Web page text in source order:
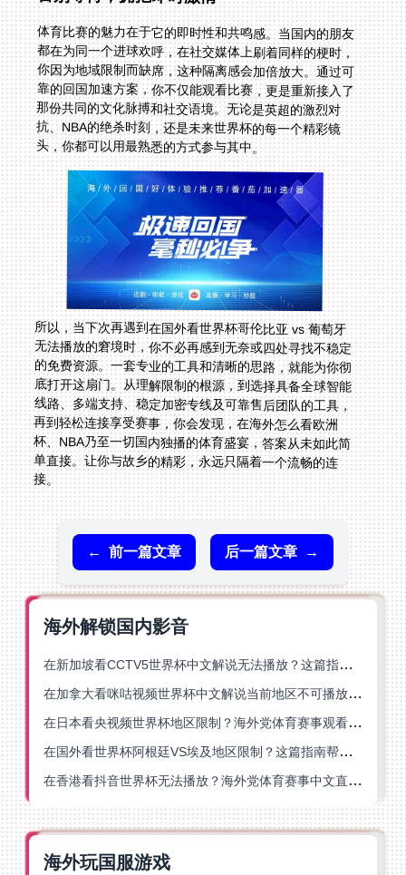
体育比赛的魅力在于它的即时性和共鸣感。当国内的朋友
都在为同一个进球欢呼，在社交媒体上刷着同样的梗时，
你因为地域限制而缺席，这种隔离感会加倍放大。通过可
靠的回国加速方案，你不仅能观看比赛，更是重新接入了
那份共同的文化脉搏和社交语境。无论是英超的激烈对
抗、NBA的绝杀时刻，还是未来世界杯的每一个精彩镜
头，你都可以用最熟悉的方式参与其中。
所以，当下次再遇到在国外看世界杯哥伦比亚 vs 葡萄牙
无法播放的窘境时，你不必再感到无奈或四处寻找不稳定
的免费资源。一套专业的工具和清晰的思路，就能为你彻
底打开这扇门。从理解限制的根源，到选择具备全球智能
线路、多端支持、稳定加密专线及可靠售后团队的工具，
再到轻松连接享受赛事，你会发现，在海外怎么看欧洲
杯、NBA乃至一切国内独播的体育盛宴，答案从未如此简
单直接。让你与故乡的精彩，永远只隔着一个流畅的连
接。
← 前一篇文章 后一篇文章 →
海外解锁国内影音
在新加坡看CCTV5世界杯中文解说无法播放？这篇指南帮你解锁海外体育直播自由
在加拿大看咪咕视频世界杯中文解说当前地区不可播放？这篇指南帮你一键解决
在日本看央视频世界杯地区限制？海外党体育赛事观看终极指南
在国外看世界杯阿根廷VS埃及地区限制？这篇指南帮你搞定中文直播+解说
在香港看抖音世界杯无法播放？海外党体育赛事中文直播终极指南
海外玩国服游戏